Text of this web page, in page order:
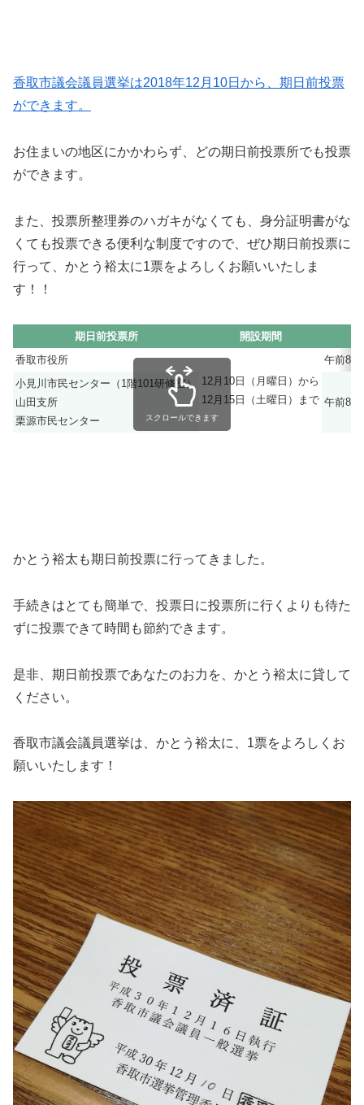
香取市議会議員選挙は2018年12月10日から、期日前投票
ができます。
お住まいの地区にかかわらず、どの期日前投票所でも投票
ができます。
また、投票所整理券のハガキがなくても、身分証明書がな
くても投票できる便利な制度ですので、ぜひ期日前投票に
行って、かとう裕太に1票をよろしくお願いいたしま
す！！
期日前投票所
開設期間
香取市役所
12月10日（月曜日）から
12月15日（土曜日）まで
午前8
小見川市民センター（1階101研修室）
山田支所
栗源市民センター
午前8
スクロールできます
かとう裕太も期日前投票に行ってきました。
手続きはとても簡単で、投票日に投票所に行くよりも待た
ずに投票できて時間も節約できます。
是非、期日前投票であなたのお力を、かとう裕太に貸して
ください。
香取市議会議員選挙は、かとう裕太に、1票をよろしくお
願いいたします！